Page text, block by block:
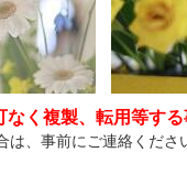
く複製、転用等する
、事前にご連絡くださ